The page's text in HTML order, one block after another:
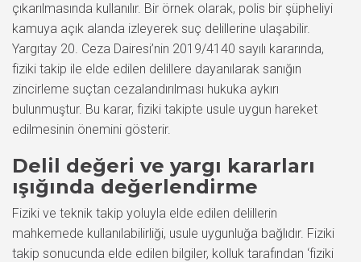
çıkarılmasında kullanılır. Bir örnek olarak, polis bir şüpheliyi
kamuya açık alanda izleyerek suç delillerine ulaşabilir.
Yargıtay 20. Ceza Dairesi’nin 2019/4140 sayılı kararında,
fiziki takip ile elde edilen delillere dayanılarak sanığın
zincirleme suçtan cezalandırılması hukuka aykırı
bulunmuştur. Bu karar, fiziki takipte usule uygun hareket
edilmesinin önemini gösterir.
Delil değeri ve yargı kararları
ışığında değerlendirme
Fiziki ve teknik takip yoluyla elde edilen delillerin
mahkemede kullanılabilirliği, usule uygunluğa bağlıdır. Fiziki
takip sonucunda elde edilen bilgiler, kolluk tarafından ‘fiziki